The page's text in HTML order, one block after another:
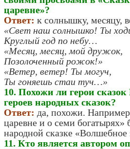
царевне»?
Ответ: к солнышку, месяцу,
«Свет наш солнышко! Ты
Круглый год по небу…
«Месяц, месяц, мой дружок,
Позолоченный рожок!»
«Ветер, ветер! Ты могуч,
Ты гоняешь стаи туч…»
10. Похожи ли герои
героев народных сказок?
Ответ: да, похожи.
царевне и о семи богатырях»
народной сказке «Волшебное
11. Кто является автором